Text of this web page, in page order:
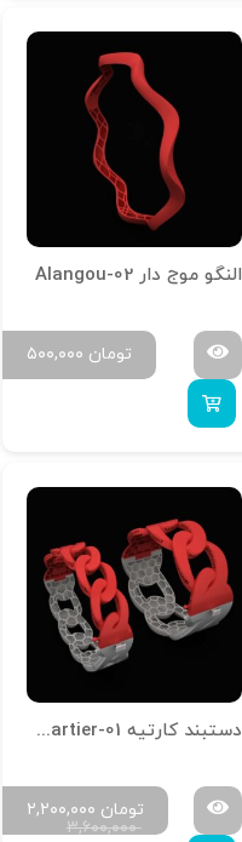
النگو موج دار Alangou-02
۵۰۰,۰۰۰ تومان
دستبند کارتیه D-Cartier-01
۳,۶۰۰,۰۰۰
۲,۲۰۰,۰۰۰ تومان